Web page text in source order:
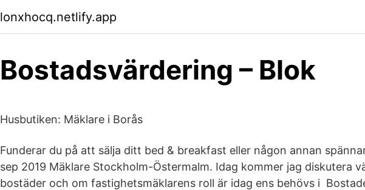
lonxhocq.netlify.app
Bostadsvärdering – Blok
Husbutiken: Mäklare i Borås
Funderar du på att sälja ditt bed & breakfast eller någon annan
sep 2019 Mäklare Stockholm-Östermalm. Idag kommer jag diskutera
bostäder och om fastighetsmäklarens roll är idag ens behövs i